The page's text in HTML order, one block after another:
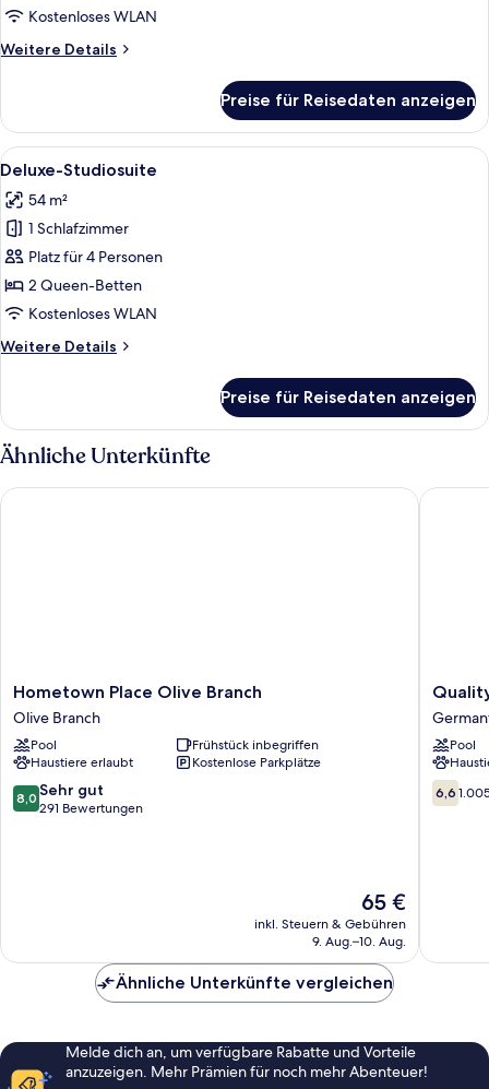
Kostenloses WLAN
Weitere Details
Weitere
Doppelzimmer
Preise für Reisedaten anzeigen
Alle
Fotos
für
Deluxe-
Studiosuite
anzeigen
Ein Hotelzimmer mit zwei Betten,
5
Deluxe-Studiosuite
54 m²
1 Schlafzimmer
Platz für 4 Personen
2 Queen-Betten
Kostenloses WLAN
Weitere Details
Weitere
Studiosuite
Preise für Reisedaten anzeigen
Ähnliche Unterkünfte
Hometown
Place
Olive
Branch
Olive
Branch
Hometown Place Olive Branch
Olive Branch
Pool
Frühstück inbegriffen
Haustiere erlaubt
Kostenlose Parkplätze
8.0
von
8,0 Sehr gut
291 Bewertungen
Der
Preis
beträgt
65 €
inkl. Steuern & Gebühren
9. Aug.–10. Aug.
Hometown Place Olive Branch
Quality
Inn
&
Suites
North
Pool
6.6
von
6,6
Quality
Ähnliche Unterkünfte vergleichen
Melde dich an, um verfügbare Rabatte und Vorteile
anzuzeigen. Mehr Prämien für noch mehr Abenteuer!